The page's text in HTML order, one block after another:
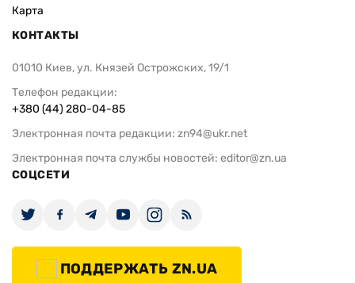
Карта
КОНТАКТЫ
01010 Киев, ул. Князей Острожских, 19/1
Телефон редакции:
+380 (44) 280-04-85
Электронная почта редакции: zn94@ukr.net
Электронная почта службы новостей: editor@zn.ua
СОЦСЕТИ
ПОДДЕРЖАТЬ ZN.UA